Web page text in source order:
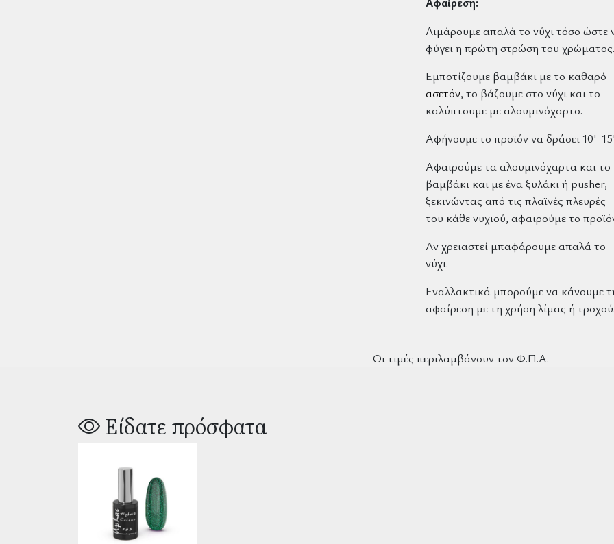
Λιμάρουμε απαλά το νύχι τόσο ώστε
φύγει η πρώτη στρώση του χρώματος.
Εμποτίζουμε βαμβάκι με το καθαρό
ασετόν, το βάζουμε στο νύχι και το
καλύπτουμε με αλουμινόχαρτο.
Αφήνουμε το προϊόν να δράσει 10'-
Αφαιρούμε τα αλουμινόχαρτα και το
βαμβάκι και με ένα ξυλάκι ή pusher,
ξεκινώντας από τις πλαϊνές πλευρές
του κάθε νυχιού, αφαιρούμε το
Αν χρειαστεί μπαφάρουμε απαλά το
νύχι.
Εναλλακτικά μπορούμε να κάνουμε
αφαίρεση με τη χρήση λίμας ή
Οι τιμές περιλαμβάνουν τον Φ.Π.Α.
Είδατε πρόσφατα